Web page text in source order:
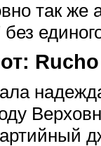
так же